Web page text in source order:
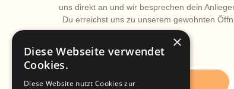
uns direkt an und wir besprechen dein
Du erreichst uns zu unserem gewohnten
09421 / 99 61-0
×
Diese Webseite verwendet
Cookies.
Diese Website nutzt Cookies zur